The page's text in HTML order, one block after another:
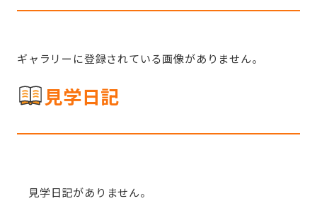
ギャラリーに登録されている画像がありません。
見学日記
見学日記がありません。